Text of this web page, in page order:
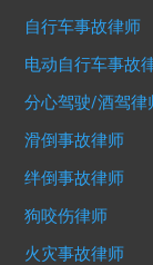
自行车事故律师
电动自行车事故
分心驾驶/酒驾律
滑倒事故律师
绊倒事故律师
狗咬伤律师
火灾事故律师